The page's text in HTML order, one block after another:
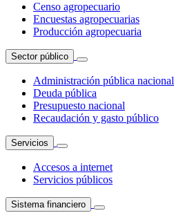
Censo agropecuario
Encuestas agropecuarias
Producción agropecuaria
Sector público
Administración pública nacional
Deuda pública
Presupuesto nacional
Recaudación y gasto público
Servicios
Accesos a internet
Servicios públicos
Sistema financiero